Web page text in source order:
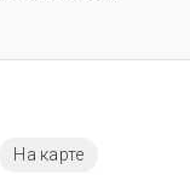
На карте